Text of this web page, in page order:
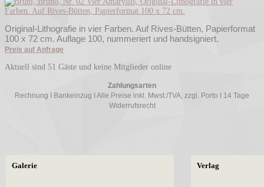
Original-Lithografie in vier Farben. Auf Rives-Bütten, Papierformat
100 x 72 cm. Auflage 100, nummeriert und handsigniert.
Preis auf Anfrage
Aktuell sind 51 Gäste und keine Mitglieder online
Zahlungsarten
Rechnung I Bankeinzug I Alle Preise inkl. Mwst./TVA, zzgl. Porto I 14 Tage
Widerrufsrecht
Galerie Verlag